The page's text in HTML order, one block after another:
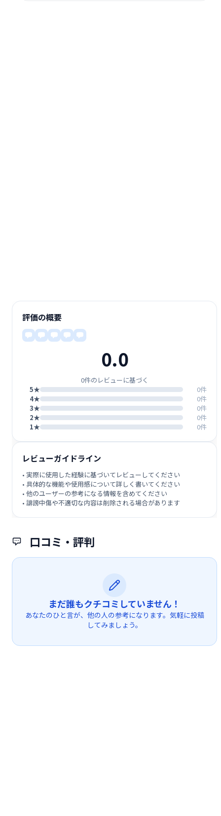
口コミ・評判
まだ誰もクチコミしていません！
あなたのひと言が、他の人の参考になります。気軽に投稿
してみましょう。
評価の概要
0.0
0件のレビューに基づく
5★
0件
4★
0件
3★
0件
2★
0件
1★
0件
レビューガイドライン
• 実際に使用した経験に基づいてレビューしてください
• 具体的な機能や使用感について詳しく書いてください
• 他のユーザーの参考になる情報を含めてください
• 誹謗中傷や不適切な内容は削除される場合があります